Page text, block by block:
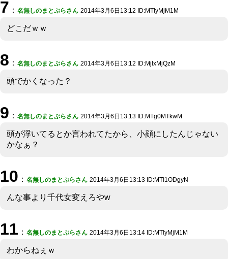
7 ： 名無しのまとぷらさん 2014年3月6日13:12 ID:MTIyMjM1M
どこだｗｗ
8 ： 名無しのまとぷらさん 2014年3月6日13:12 ID:MjIxMjQzM
頭でかくなった？
9 ： 名無しのまとぷらさん 2014年3月6日13:13 ID:MTg0MTkwM
頭が浮いてるとか言われてたから、小顔にしたんじゃない
かなぁ？
10 ： 名無しのまとぷらさん 2014年3月6日13:13 ID:MTI1ODgyN
んな事より千代女変えろやw
11 ： 名無しのまとぷらさん 2014年3月6日13:14 ID:MTIyMjM1M
わからねぇｗ